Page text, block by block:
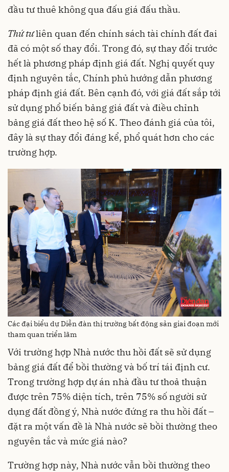
đầu tư thuê không qua đấu giá đấu thầu.
Thứ tưliên quan đến chính sách tài chính đất đai
đã có một số thay đổi. Trong đó, sự thay đổi trước
hết là phương pháp định giá đất. Nghị quyết quy
định nguyên tắc, Chính phủ hướng dẫn phương
pháp định giá đất. Bên cạnh đó, với giá đất sắp tới
sử dụng phổ biến bảng giá đất và điều chỉnh
bảng giá đất theo hệ số K. Theo đánh giá của tôi,
đây là sự thay đổi đáng kể, phổ quát hơn cho các
trường hợp.
Các đại biểu dự Diễn đàn thị trường bất động sản giai đoạn mới
tham quan triển lãm
Với trường hợp Nhà nước thu hồi đất sẽ sử dụng
bảng giá đất để bồi thường và bố trí tái định cư.
Trong trường hợp dự án nhà đầu tư thoả thuận
được trên 75% diện tích, trên 75% số người sử
dụng đất đồng ý, Nhà nước đứng ra thu hồi đất –
đặt ra một vấn đề là Nhà nước sẽ bồi thường theo
nguyên tắc và mức giá nào?
Trường hợp này, Nhà nước vẫn bồi thường theo